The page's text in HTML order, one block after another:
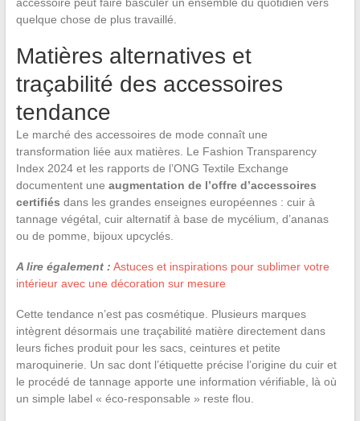
quelque chose de plus travaillé.
Matières alternatives et
traçabilité des accessoires
tendance
Le marché des accessoires de mode connaît une
transformation liée aux matières. Le Fashion Transparency
Index 2024 et les rapports de l’ONG Textile Exchange
documentent une augmentation de l’offre d’accessoires
certifiés dans les grandes enseignes européennes : cuir à
tannage végétal, cuir alternatif à base de mycélium, d’ananas
ou de pomme, bijoux upcyclés.
A lire également : Astuces et inspirations pour sublimer votre
intérieur avec une décoration sur mesure
Cette tendance n’est pas cosmétique. Plusieurs marques
intègrent désormais une traçabilité matière directement dans
leurs fiches produit pour les sacs, ceintures et petite
maroquinerie. Un sac dont l’étiquette précise l’origine du cuir et
le procédé de tannage apporte une information vérifiable, là où
un simple label « éco-responsable » reste flou.